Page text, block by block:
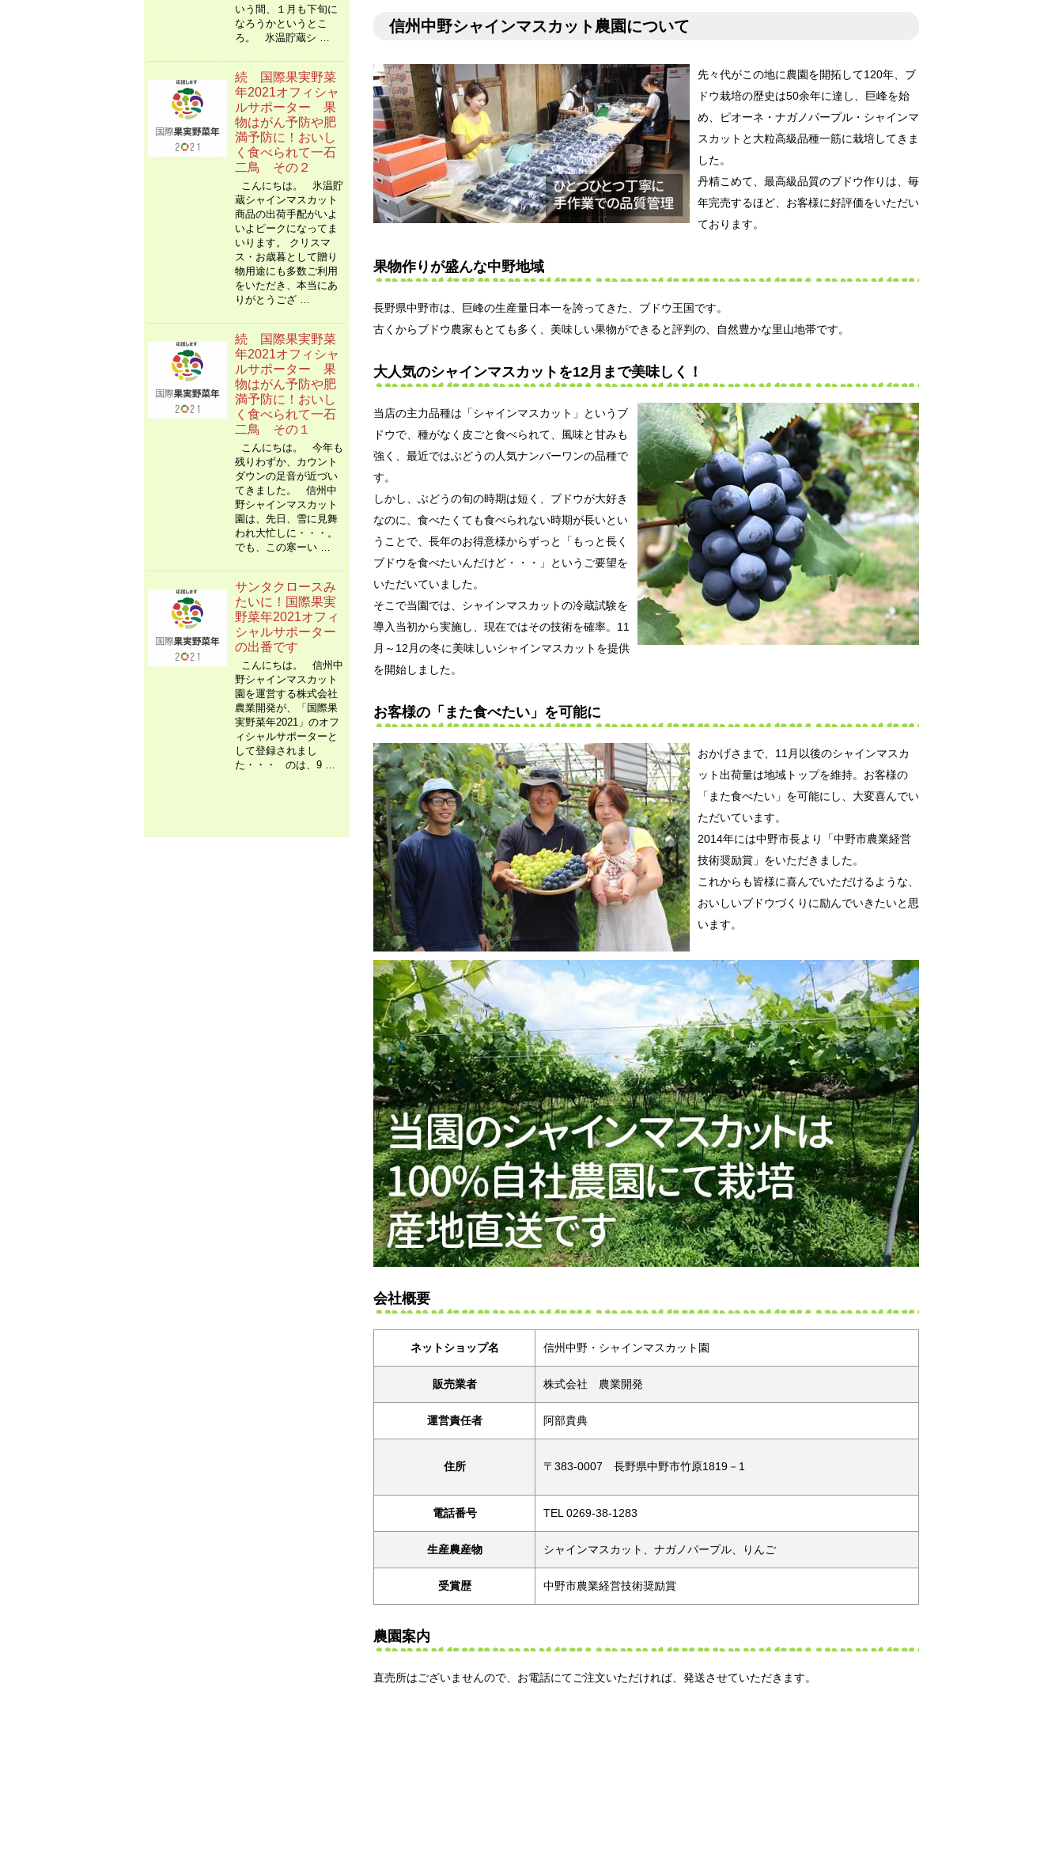
信州中野シャインマスカット農園について
先々代がこの地に農園を開拓して120年、ブ
ドウ栽培の歴史は50余年に達し、巨峰を始
め、ピオーネ・ナガノパープル・シャインマ
スカットと大粒高級品種一筋に栽培してきま
した。
丹精こめて、最高級品質のブドウ作りは、毎
年完売するほど、お客様に好評価をいただい
ております。
果物作りが盛んな中野地域
長野県中野市は、巨峰の生産量日本一を誇ってきた、ブドウ王国です。
古くからブドウ農家もとても多く、美味しい果物ができると評判の、自然豊かな里山地帯です。
大人気のシャインマスカットを12月まで美味しく！
当店の主力品種は「シャインマスカット」というブ
ドウで、種がなく皮ごと食べられて、風味と甘みも
強く、最近ではぶどうの人気ナンバーワンの品種で
す。
しかし、ぶどうの旬の時期は短く、ブドウが大好き
なのに、食べたくても食べられない時期が長いとい
うことで、長年のお得意様からずっと「もっと長く
ブドウを食べたいんだけど・・・」というご要望を
いただいていました。
そこで当園では、シャインマスカットの冷蔵試験を
導入当初から実施し、現在ではその技術を確率。11
月～12月の冬に美味しいシャインマスカットを提供
を開始しました。
お客様の「また食べたい」を可能に
おかげさまで、11月以後のシャインマスカ
ット出荷量は地域トップを維持。お客様の
「また食べたい」を可能にし、大変喜んでい
ただいています。
2014年には中野市長より「中野市農業経営
技術奨励賞」をいただきました。
これからも皆様に喜んでいただけるような、
おいしいブドウづくりに励んでいきたいと思
います。
会社概要
ネットショップ名 信州中野・シャインマスカット園
販売業者 株式会社 農業開発
運営責任者 阿部貴典
住所 〒383-0007 長野県中野市竹原1819－1
電話番号 TEL 0269-38-1283
生産農産物 シャインマスカット、ナガノパープル、りんご
受賞歴 中野市農業経営技術奨励賞
農園案内
直売所はございませんので、お電話にてご注文いただければ、発送させていただきます。
いう間、１月も下旬に
なろうかというとこ
ろ。 氷温貯蔵シ …
続 国際果実野菜
年2021オフィシャ
ルサポーター 果
物はがん予防や肥
満予防に！おいし
く食べられて一石
二鳥 その２
こんにちは。 氷温貯
蔵シャインマスカット
商品の出荷手配がいよ
いよピークになってま
いります。 クリスマ
ス・お歳暮として贈り
物用途にも多数ご利用
をいただき、本当にあ
りがとうござ …
続 国際果実野菜
年2021オフィシャ
ルサポーター 果
物はがん予防や肥
満予防に！おいし
く食べられて一石
二鳥 その１
こんにちは。 今年も
残りわずか、カウント
ダウンの足音が近づい
てきました。 信州中
野シャインマスカット
園は、先日、雪に見舞
われ大忙しに・・・。
でも、この寒ーい …
サンタクロースみ
たいに！国際果実
野菜年2021オフィ
シャルサポーター
の出番です
こんにちは。 信州中
野シャインマスカット
園を運営する株式会社
農業開発が、「国際果
実野菜年2021」のオフ
ィシャルサポーターと
して登録されまし
た・・・ のは、9 …